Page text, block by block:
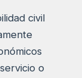
civil
o